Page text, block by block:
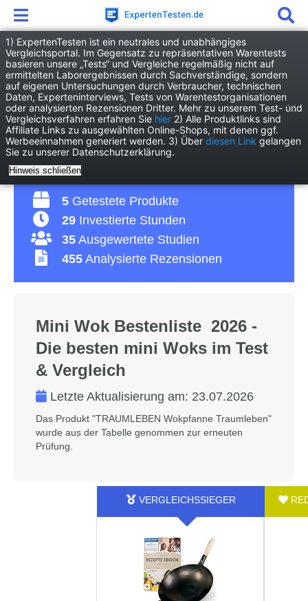
Haushalt Kücheninventar Mini Wok
Mini Wok Test 2026 •
Die 5 besten mini Woks
im Vergleich
5 Getestete Produkte
29 Investierte Stunden
35 Ausgewertete Studien
455 Analysierte Rezensionen
Mini Wok Bestenliste 2026 -
Die besten mini Woks im Test
& Vergleich
Letzte Aktualisierung am: 23.07.2026
Das Produkt "TRAUMLEBEN Wokpfanne Traumleben"
wurde aus der Tabelle genommen zur erneuten
Prüfung.
1) ExpertenTesten ist ein neutrales und unabhängiges
Vergleichsportal. Im Gegensatz zu repräsentativen Warentests
basieren unsere „Tests“ und Vergleiche regelmäßig nicht auf
ermittelten Laborergebnissen durch Sachverständige, sondern
auf eigenen Untersuchungen durch Verbraucher, technischen
Daten, Experteninterviews, Tests von Warentestorganisationen
oder analysierten Rezensionen Dritter. Mehr zu unserem Test- und
Vergleichsverfahren erfahren Sie hier 2) Alle Produktlinks sind
Affiliate Links zu ausgewählten Online-Shops, mit denen ggf.
Werbeeinnahmen generiert werden. 3) Über diesen Link gelangen
Sie zu unserer Datenschutzerklärung.
Hinweis schließen